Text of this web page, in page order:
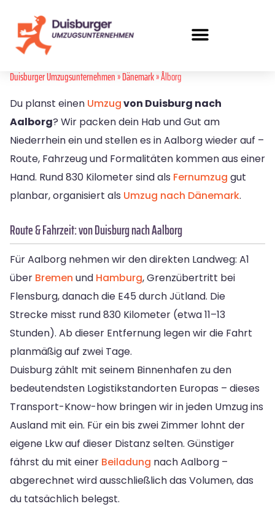
Duisburger Umzugsunternehmen»Dänemark» Ålborg
Du planst einen Umzugvon Duisburg nach
Aalborg? Wir packen dein Hab und Gut am
Niederrhein ein und stellen es in Aalborg wieder auf –
Route, Fahrzeug und Formalitäten kommen aus einer
Hand. Rund 830 Kilometer sind als Fernumzug gut
planbar, organisiert als Umzug nach Dänemark.
Route & Fahrzeit: von Duisburg nach Aalborg
Für Aalborg nehmen wir den direkten Landweg: A1
über Bremen und Hamburg, Grenzübertritt bei
Flensburg, danach die E45 durch Jütland. Die
Strecke misst rund 830 Kilometer (etwa 11–13
Stunden). Ab dieser Entfernung legen wir die Fahrt
planmäßig auf zwei Tage.
Duisburg zählt mit seinem Binnenhafen zu den
bedeutendsten Logistikstandorten Europas – dieses
Transport-Know-how bringen wir in jeden Umzug ins
Ausland mit ein. Für ein bis zwei Zimmer lohnt der
eigene Lkw auf dieser Distanz selten. Günstiger
fährst du mit einer Beiladung nach Aalborg –
abgerechnet wird ausschließlich das Volumen, das
du tatsächlich belegst.